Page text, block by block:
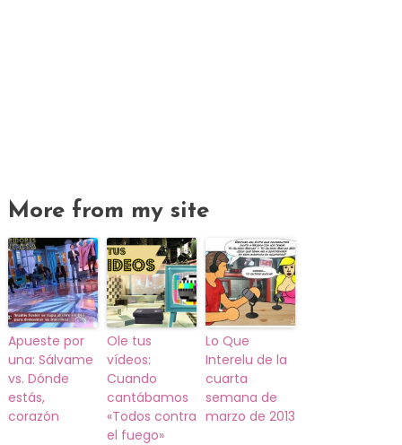
More from my site
Apueste por
una: Sálvame
vs. Dónde
estás,
corazón
Ole tus
vídeos:
Cuando
cantábamos
«Todos contra
el fuego»
Lo Que
Interelu de la
cuarta
semana de
marzo de 2013